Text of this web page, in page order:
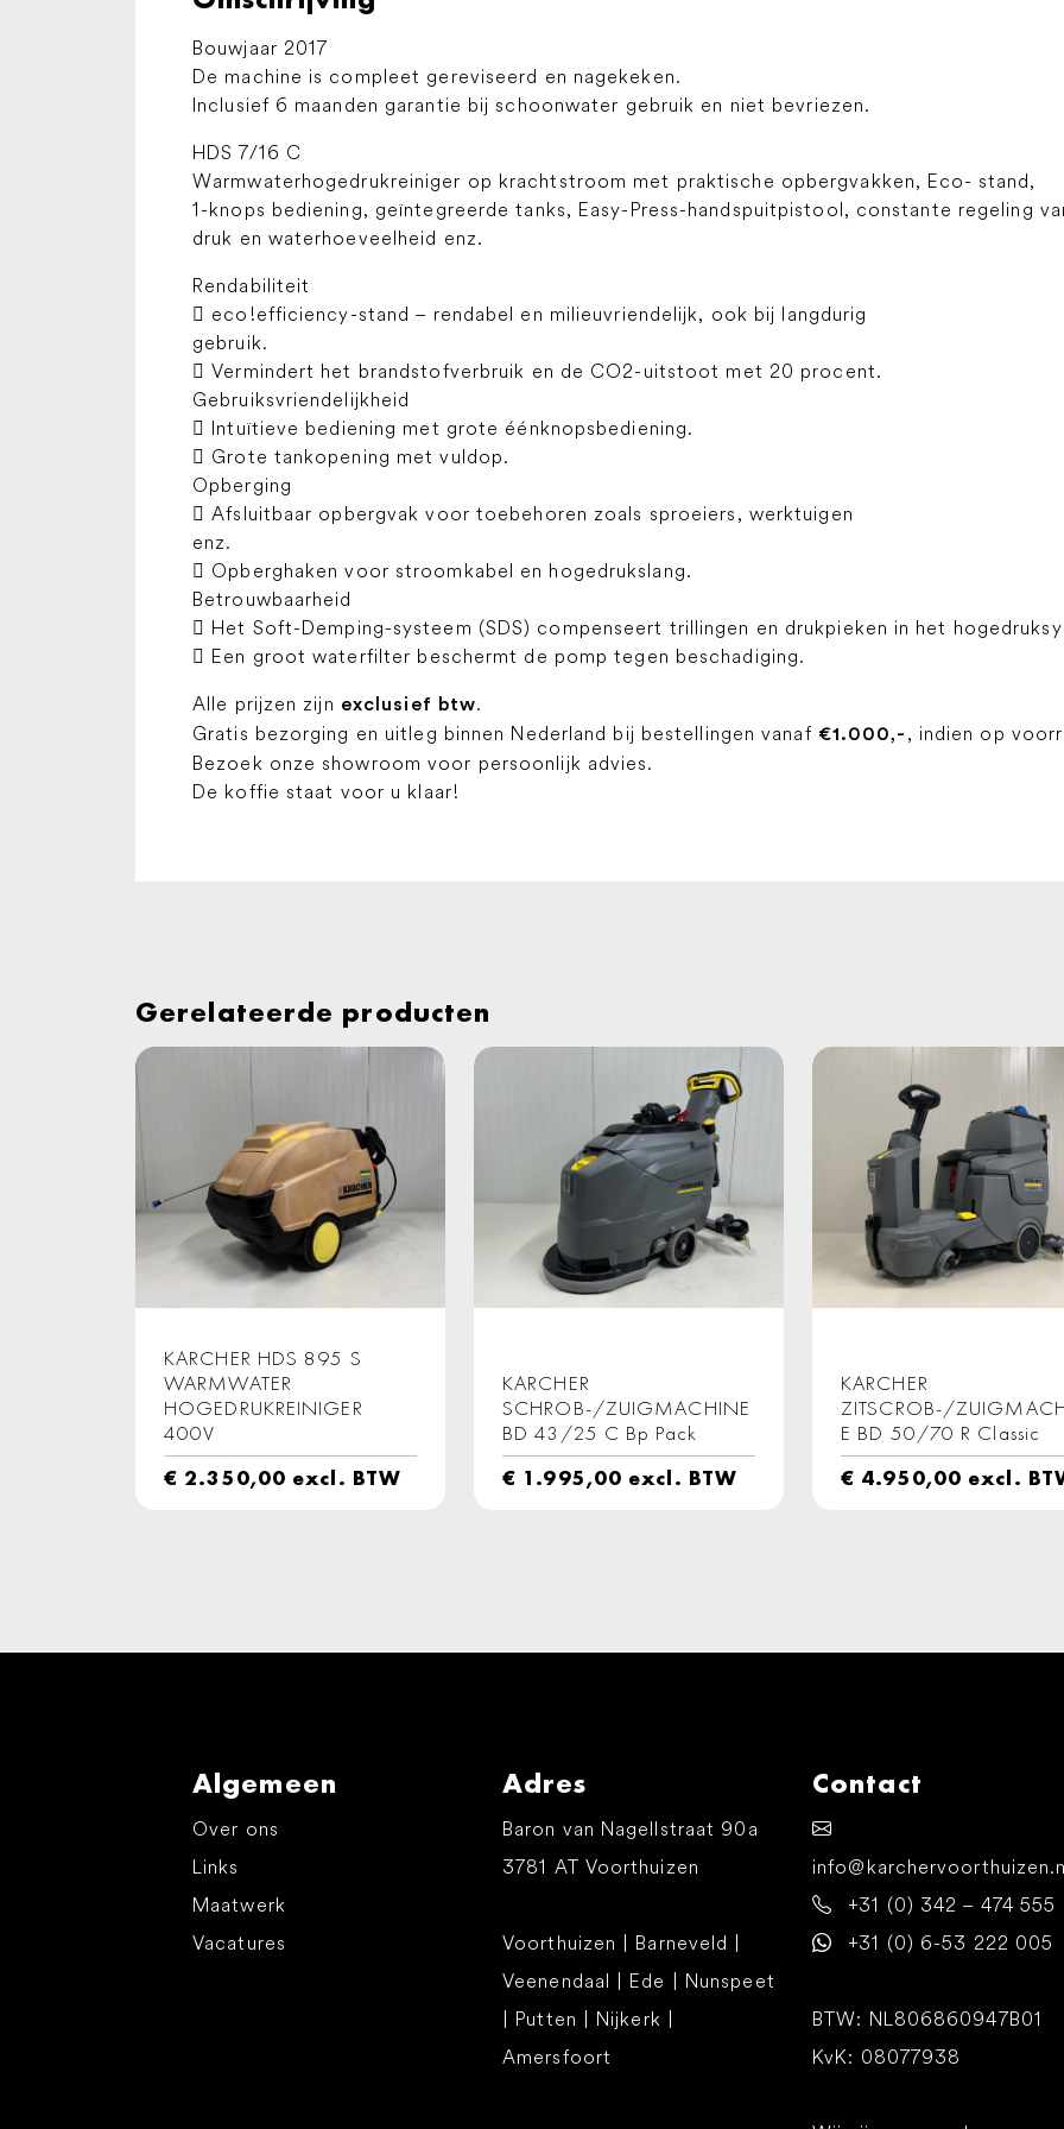
Bouwjaar 2017
De machine is compleet gereviseerd en nagekeken.
Inclusief 6 maanden garantie bij schoonwater gebruik en niet bevriezen.
HDS 7/16 C
Warmwaterhogedrukreiniger op krachtstroom met praktische opbergvakken, Eco- stand,
1-knops bediening, geïntegreerde tanks, Easy-Press-handspuitpistool, constante regeling
druk en waterhoeveelheid enz.
Rendabiliteit
 eco!efficiency-stand – rendabel en milieuvriendelijk, ook bij langdurig
gebruik.
 Vermindert het brandstofverbruik en de CO2-uitstoot met 20 procent.
Gebruiksvriendelijkheid
 Intuïtieve bediening met grote éénknopsbediening.
 Grote tankopening met vuldop.
Opberging
 Afsluitbaar opbergvak voor toebehoren zoals sproeiers, werktuigen
enz.
 Opberghaken voor stroomkabel en hogedrukslang.
Betrouwbaarheid
 Het Soft-Demping-systeem (SDS) compenseert trillingen en drukpieken in het
 Een groot waterfilter beschermt de pomp tegen beschadiging.
Alle prijzen zijn exclusief btw.
Gratis bezorging en uitleg binnen Nederland bij bestellingen vanaf €1.000,- , indien op
Bezoek onze showroom voor persoonlijk advies.
De koffie staat voor u klaar!
Gerelateerde producten
KARCHER HDS 895 S
WARMWATER
HOGEDRUKREINIGER
400V
€ 2.350,00 excl. BTW
KARCHER
SCHROB-/ZUIGMACHINE
BD 43/25 C Bp Pack
€ 1.995,00 excl. BTW
KARCHER
ZITSCROB-/
E BD 50/70 R Classic
€ 4.950,00 excl.
Algemeen
Over ons
Links
Maatwerk
Vacatures
Adres
Baron van Nagellstraat 90a
3781 AT Voorthuizen
Voorthuizen | Barneveld |
Veenendaal | Ede | Nunspeet
| Putten | Nijkerk |
Amersfoort
Contact
+31 (0) 342 – 474 555
+31 (0) 6-53 222 005
BTW: NL806860947B01
KvK: 08077938